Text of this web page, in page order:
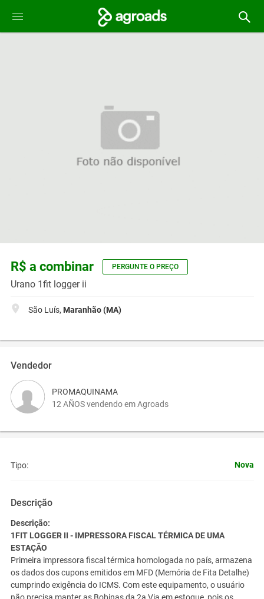
R$ a combinar PERGUNTE O PREÇO
Urano 1fit logger ii
São Luís, Maranhão (MA)
Vendedor
PROMAQUINAMA
12 AÑOS vendendo em Agroads
Tipo: Nova
Descrição
Descrição:
1FIT LOGGER II - IMPRESSORA FISCAL TÉRMICA DE UMA
ESTAÇÃO
Primeira impressora fiscal térmica homologada no país, armazena
os dados dos cupons emitidos em MFD (Memória de Fita Detalhe)
cumprindo exigência do ICMS. Com este equipamento, o usuário
não precisa manter as Bobinas da 2a Via em estoque, pois os